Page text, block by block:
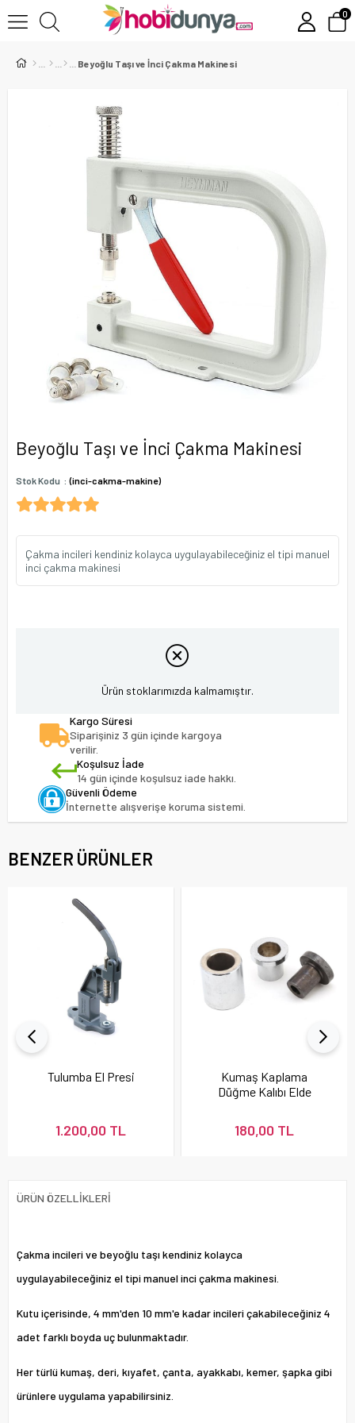
0
Beyoğlu Taşı ve İnci Çakma Makinesi
Beyoğlu Taşı ve İnci Çakma Makinesi
Stok Kodu (inci-cakma-makine)
Çakma incileri kendiniz kolayca uygulayabileceğiniz el tipi manuel
inci çakma makinesi
Ürün stoklarımızda kalmamıştır.
Kargo Süresi
Siparişiniz 3 gün içinde kargoya
verilir.
Koşulsuz İade
14 gün içinde koşulsuz iade hakkı.
Güvenli Ödeme
İnternette alışverişe koruma sistemi.
BENZER ÜRÜNLER
Tulumba El Presi
1.200,00 TL
Kumaş Kaplama
Düğme Kalıbı Elde
180,00 TL
ÜRÜN ÖZELLIKLERI
Çakma incileri ve beyoğlu taşı kendiniz kolayca
uygulayabileceğiniz el tipi manuel inci çakma makinesi.
Kutu içerisinde, 4 mm'den 10 mm'e kadar incileri çakabileceğiniz 4
adet farklı boyda uç bulunmaktadır.
Her türlü kumaş, deri, kıyafet, çanta, ayakkabı, kemer, şapka gibi
ürünlere uygulama yapabilirsiniz.